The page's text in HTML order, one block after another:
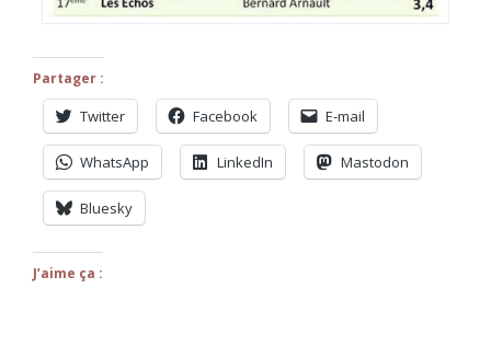
Partager :
Twitter Facebook E-mail
WhatsApp LinkedIn Mastodon
Bluesky
J’aime ça :